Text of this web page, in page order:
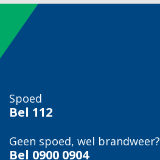
Spoed
Bel 112
Geen spoed, wel brandweer?
Bel 0900 0904